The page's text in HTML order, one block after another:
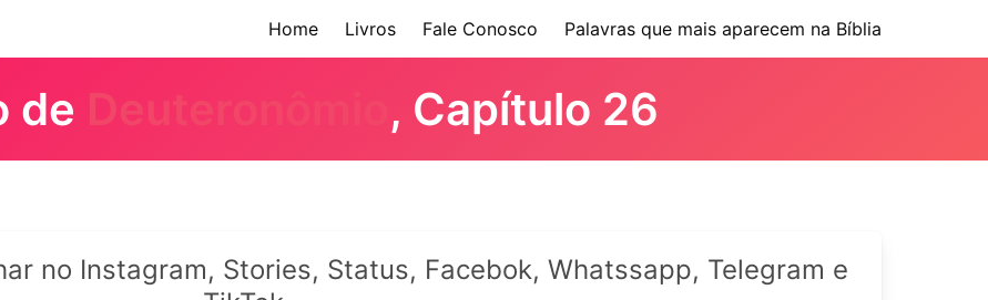
Home Livros Fale Conosco Palavras que mais aparecem na Bíblia
de Deuteronômio , Capítulo 26
no Instagram, Stories, Status, Facebok, Whatssapp, Telegram e